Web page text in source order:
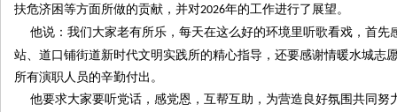
扶危济困等方面所做的贡献，并对2026年的工作进行了展望。
他说：我们大家老有所乐，每天在这么好的环境里听歌看戏，首
站、道口铺街道新时代文明实践所的精心指导，还要感谢情暖水城志
所有演职人员的辛勤付出。
他要求大家要听党话，感党恩，互帮互助，为营造良好氛围共同努